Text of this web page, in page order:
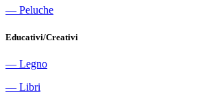
― Peluche
Educativi/Creativi
― Legno
― Libri